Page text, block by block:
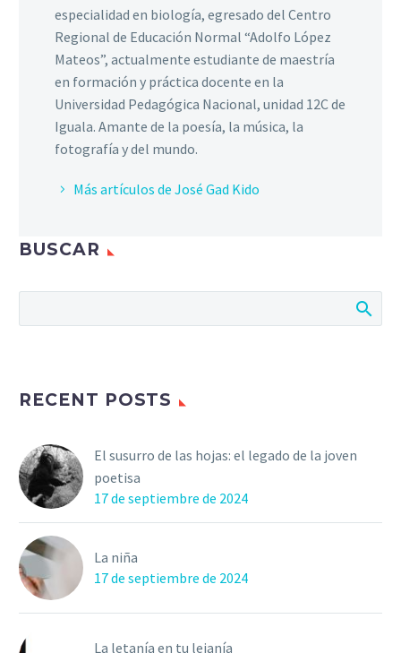
especialidad en biología, egresado del Centro
Regional de Educación Normal “Adolfo López
Mateos”, actualmente estudiante de maestría
en formación y práctica docente en la
Universidad Pedagógica Nacional, unidad 12C de
Iguala. Amante de la poesía, la música, la
fotografía y del mundo.
Más artículos de José Gad Kido
BUSCAR
RECENT POSTS
El susurro de las hojas: el legado de la joven
poetisa
17 de septiembre de 2024
La niña
17 de septiembre de 2024
La letanía en tu lejanía